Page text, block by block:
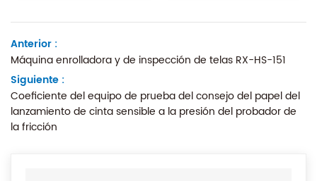
Anterior :
Máquina enrolladora y de inspección de telas RX-HS-151
Siguiente :
Coeficiente del equipo de prueba del consejo del papel del
lanzamiento de cinta sensible a la presión del probador de
la fricción